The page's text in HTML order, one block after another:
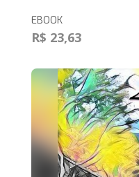
EBOOK
R$ 23,63